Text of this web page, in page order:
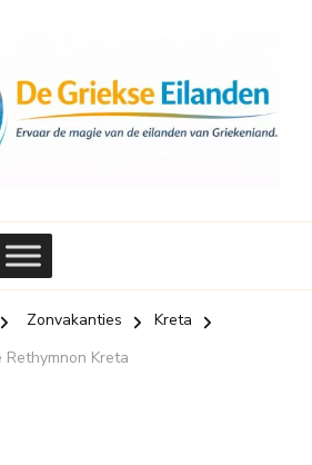
Zonvakanties
Kreta
Rethymnon Kreta